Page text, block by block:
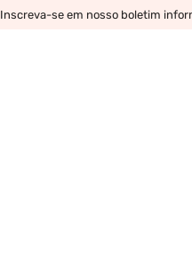
Inscreva-se em nosso boletim